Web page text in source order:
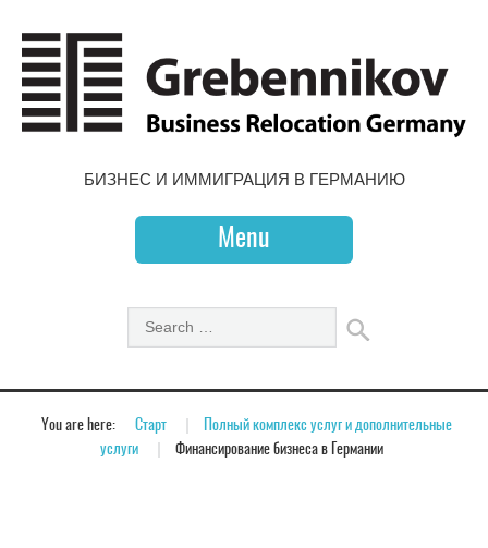
БИЗНЕС И ИММИГРАЦИЯ В ГЕРМАНИЮ
Menu
You are here: Старт
Полный комплекс услуг и дополнительные
услуги
Финансирование бизнеса в Германии